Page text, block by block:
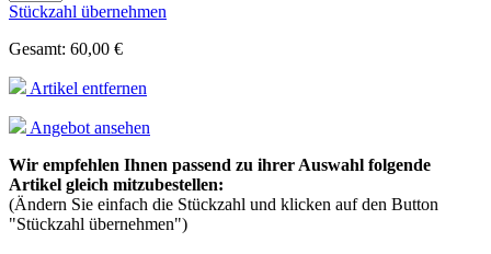
Stückzahl übernehmen
Gesamt: 60,00 €
Artikel entfernen
Angebot ansehen
Wir empfehlen Ihnen passend zu ihrer Auswahl folgende
Artikel gleich mitzubestellen:
(Ändern Sie einfach die Stückzahl und klicken auf den Button
"Stückzahl übernehmen")